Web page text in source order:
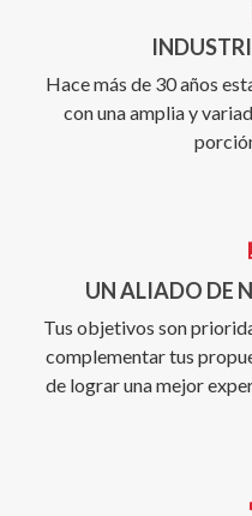
Hace más de 30 años
con una amplia y
UN ALIADO DE
Tus objetivos son
complementar tus
de lograr una mejor